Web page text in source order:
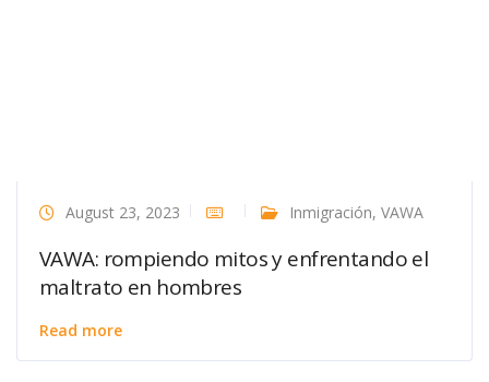
August 23, 2023 Inmigración, VAWA
VAWA: rompiendo mitos y enfrentando el
maltrato en hombres
Read more